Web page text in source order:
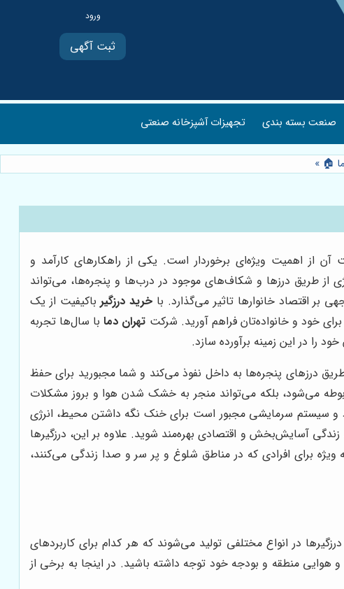
ثبت آگهی
صنعت بسته بندی تجهیزات آشپزخانه صنعتی
🏠
»
از اهمیت ویژه‌ای برخوردار است. یکی از راهکارهای کارآمد و
از طریق درزها و شکاف‌های موجود در درب‌ها و پنجره‌ها، می‌تواند
اقتصاد خانوارها تاثیر می‌گذارد. با خرید درزگیرباکیفیت از یک
خود و خانواده‌تان فراهم آورید. شرکت تهران دمابا سال‌ها تجربه
را در این زمینه برآورده سازد.
درزهای پنجره‌ها به داخل نفوذ می‌کند و شما مجبورید برای حفظ
می‌شود، بلکه می‌تواند منجر به خشک شدن هوا و بروز مشکلات
و سیستم سرمایشی مجبور است برای خنک نگه داشتن محیط، انرژی
آسایش‌بخش و اقتصادی بهره‌مند شوید. علاوه بر این، درزگیرها
برای افرادی که در مناطق شلوغ و پر سر و صدا زندگی می‌کنند،
در انواع مختلفی تولید می‌شوند که هر کدام برای کاربردهای
منطقه و بودجه خود توجه داشته باشید. در اینجا به برخی از